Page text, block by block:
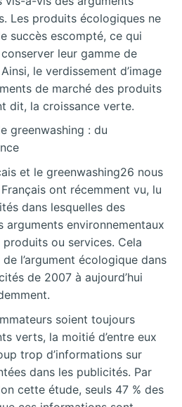
Les produits écologiques ne
succès escompté, ce qui
leur gamme de
le verdissement d’image
de marché des produits
dit, la croissance verte.
greenwashing : du
et le greenwashing26 nous
ont récemment vu, lu
dans lesquelles des
arguments environnementaux
ou services. Cela
l’argument écologique dans
de 2007 à aujourd’hui
soient toujours
verts, la moitié d’entre eux
trop d’informations sur
dans les publicités. Par
cette étude, seuls 47 % des